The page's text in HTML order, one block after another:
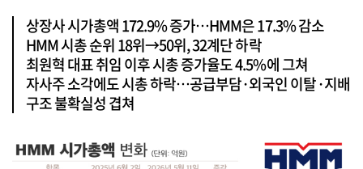
상장사 시가총액 172.9% 증가…HMM은 17.3% 감소
HMM 시총 순위 18위→50위, 32계단 하락
최원혁 대표 취임 이후 시총 증가율도 4.5%에 그쳐
자사주 소각에도 시총 하락…공급부담·외국인 이탈·지배
구조 불확실성 겹쳐